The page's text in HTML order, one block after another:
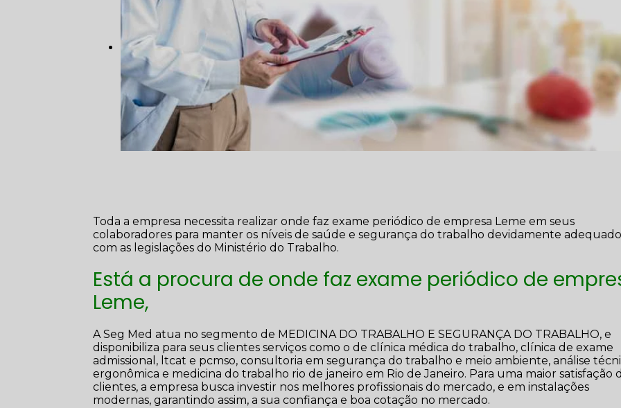
Toda a empresa necessita realizar onde faz exame periódico de empresa Leme em seus
colaboradores para manter os níveis de saúde e segurança do trabalho devidamente
com as legislações do Ministério do Trabalho.
Está a procura de onde faz exame periódico de
Leme,
A Seg Med atua no segmento de MEDICINA DO TRABALHO E SEGURANÇA DO TRABALHO, e
disponibiliza para seus clientes serviços como o de clínica médica do trabalho, clínica de exame
admissional, ltcat e pcmso, consultoria em segurança do trabalho e meio ambiente, análise
ergonômica e medicina do trabalho rio de janeiro em Rio de Janeiro. Para uma maior satisfação
clientes, a empresa busca investir nos melhores profissionais do mercado, e em instalações
modernas, garantindo assim, a sua confiança e boa cotação no mercado.